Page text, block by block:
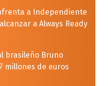
a Independiente
a Always Ready
brasileño Bruno
millones de euros